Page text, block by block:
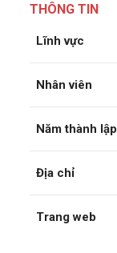
THÔNG TIN
Lĩnh vực
Nhân viên
Năm thành lập
Địa chỉ
Trang web